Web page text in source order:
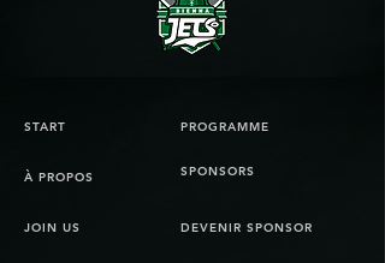
START
À PROPOS SPONSORS
PROGRAMME
JOIN US DEVENIR SPONSOR